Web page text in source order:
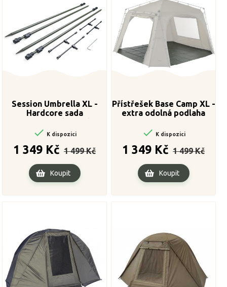
Session Umbrella XL -
Hardcore sada
 K dispozici
1 349 Kč
cena
1 499 Kč
Koupit
Přístřešek Base Camp XL -
extra odolná podlaha
 K dispozici
1 349 Kč
cena
1 499 Kč
Koupit